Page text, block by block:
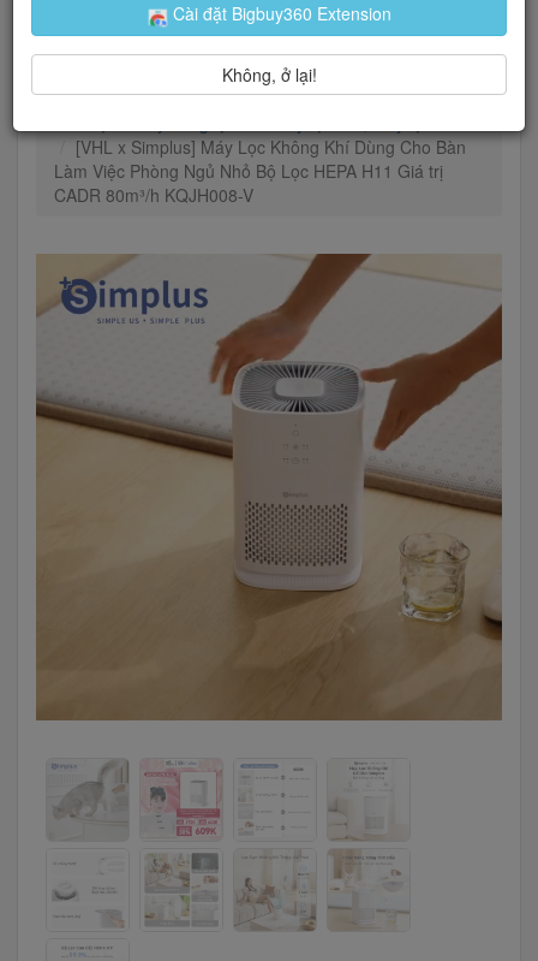
Trang chủ
Thiết Bị Điện Gia Dụng
[VHL x Simplus] Máy Lọc Không Khí Dùng Cho Bàn
Làm Việc Phòng Ngủ Nhỏ Bộ Lọc HEPA H11 Giá trị
CADR 80m³/h KQJH008-V
Cài đặt Bigbuy360 Extension
Không, ở lại!